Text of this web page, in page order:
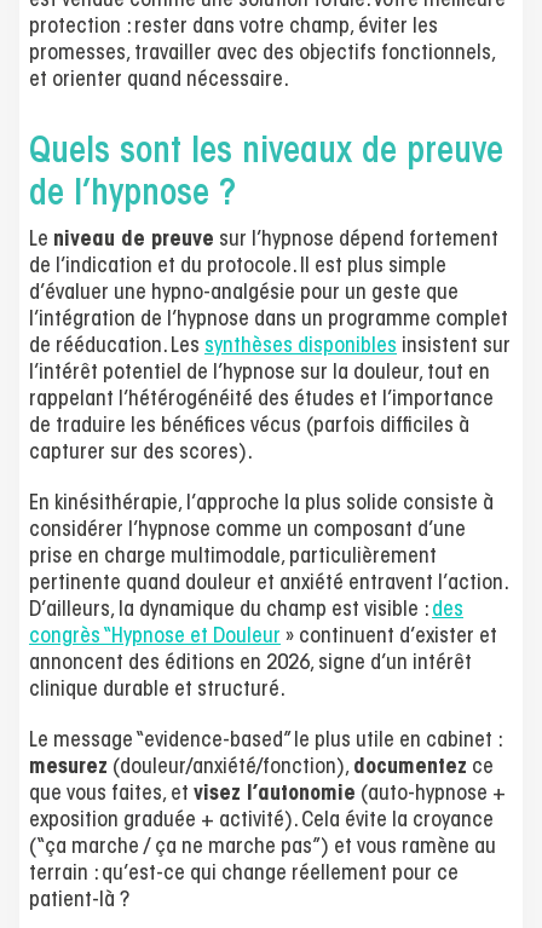
protection : rester dans votre champ, éviter les
promesses, travailler avec des objectifs fonctionnels,
et orienter quand nécessaire.
Quels sont les niveaux de preuve
de l’hypnose ?
Le niveau de preuve sur l’hypnose dépend fortement
de l’indication et du protocole. Il est plus simple
d’évaluer une hypno-analgésie pour un geste que
l’intégration de l’hypnose dans un programme complet
de rééducation. Les synthèses disponibles insistent sur
l’intérêt potentiel de l’hypnose sur la douleur, tout en
rappelant l’hétérogénéité des études et l’importance
de traduire les bénéfices vécus (parfois difficiles à
capturer sur des scores).
En kinésithérapie, l’approche la plus solide consiste à
considérer l’hypnose comme un composant d’une
prise en charge multimodale, particulièrement
pertinente quand douleur et anxiété entravent l’action.
D’ailleurs, la dynamique du champ est visible : des
congrès “Hypnose et Douleur » continuent d’exister et
annoncent des éditions en 2026, signe d’un intérêt
clinique durable et structuré.
Le message “evidence-based” le plus utile en cabinet :
mesurez (douleur/anxiété/fonction), documentez ce
que vous faites, et visez l’autonomie (auto-hypnose +
exposition graduée + activité). Cela évite la croyance
(“ça marche / ça ne marche pas”) et vous ramène au
terrain : qu’est-ce qui change réellement pour ce
patient-là ?